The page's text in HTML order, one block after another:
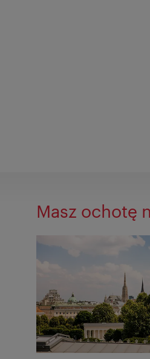
Masz ochotę